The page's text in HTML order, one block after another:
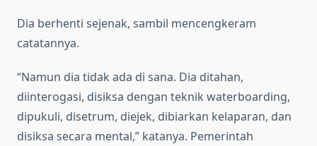
Dia berhenti sejenak, sambil mencengkeram
catatannya.
“Namun dia tidak ada di sana. Dia ditahan,
diinterogasi, disiksa dengan teknik waterboarding,
dipukuli, disetrum, diejek, dibiarkan kelaparan, dan
disiksa secara mental,” katanya. Pemerintah